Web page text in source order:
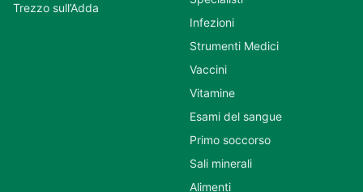
Trezzo sull’Adda
Infezioni
Strumenti Medici
Vaccini
Vitamine
Esami del sangue
Primo soccorso
Sali minerali
Alimenti